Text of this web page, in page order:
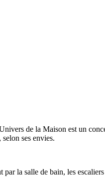
de la Maison est un
ses envies.
par la salle de bain, les